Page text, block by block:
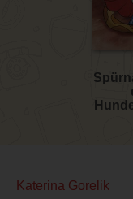
Katerina Gorelik